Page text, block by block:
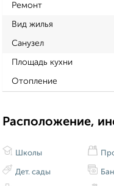
Ремонт
Вид жилья
Санузел
Площадь кухни
Отопление
Расположение,
Школы
Дет. сады